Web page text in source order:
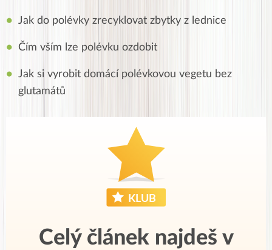
Jak do polévky zrecyklovat zbytky z lednice
Čím vším lze polévku ozdobit
Jak si vyrobit domácí polévkovou vegetu bez
glutamátů
Celý článek najdeš v